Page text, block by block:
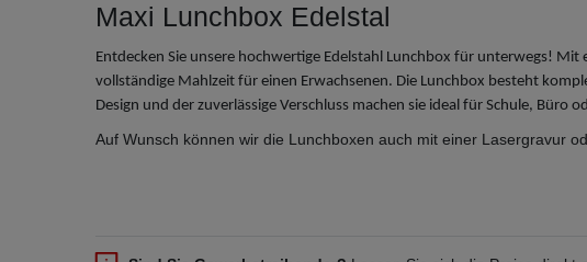
Maxi Lunchbox Edelstal
Entdecken Sie unsere hochwertige Edelstahl Lunchbox für unterwegs!
vollständige Mahlzeit für einen Erwachsenen. Die Lunchbox besteht
Design und der zuverlässige Verschluss machen sie ideal für Schule,
Auf Wunsch können wir die Lunchboxen auch mit einer Lasergravur